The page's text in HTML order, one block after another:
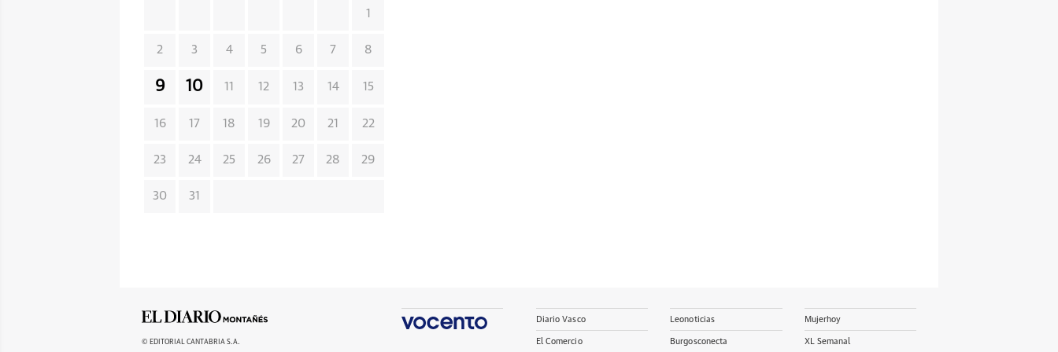
1
2 3 4 5 6 7 8
9 10 11 12 13 14 15
16 17 18 19 20 21 22
23 24 25 26 27 28 29
30 31
© EDITORIAL CANTABRIA S.A.
Diario Vasco
El Comercio
Leonoticias
Burgosconecta
Mujerhoy
XL Semanal